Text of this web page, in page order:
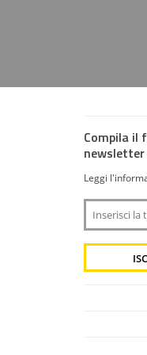
Compila il
newsletter
Leggi